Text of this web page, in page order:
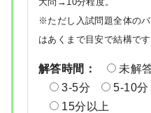
※ただし入試問題全体の
はあくまで目安で結構です
解答時間： 未解
3-5分
5-10分
15分以上